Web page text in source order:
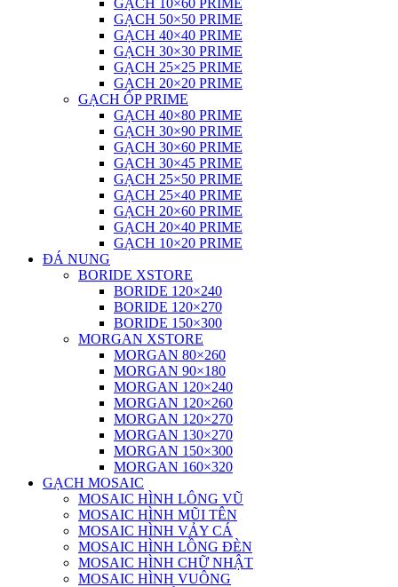
GẠCH 10×60 PRIME
GẠCH 50×50 PRIME
GẠCH 40×40 PRIME
GẠCH 30×30 PRIME
GẠCH 25×25 PRIME
GẠCH 20×20 PRIME
GẠCH ỐP PRIME
GẠCH 40×80 PRIME
GẠCH 30×90 PRIME
GẠCH 30×60 PRIME
GẠCH 30×45 PRIME
GẠCH 25×50 PRIME
GẠCH 25×40 PRIME
GẠCH 20×60 PRIME
GẠCH 20×40 PRIME
GẠCH 10×20 PRIME
ĐÁ NUNG
BORIDE XSTORE
BORIDE 120×240
BORIDE 120×270
BORIDE 150×300
MORGAN XSTORE
MORGAN 80×260
MORGAN 90×180
MORGAN 120×240
MORGAN 120×260
MORGAN 120×270
MORGAN 130×270
MORGAN 150×300
MORGAN 160×320
GẠCH MOSAIC
MOSAIC HÌNH LÔNG VŨ
MOSAIC HÌNH MŨI TÊN
MOSAIC HÌNH VẢY CÁ
MOSAIC HÌNH LỒNG ĐÈN
MOSAIC HÌNH CHỮ NHẬT
MOSAIC HÌNH VUÔNG